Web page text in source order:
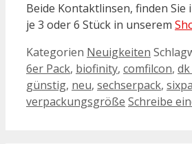
Beide Kontaktlinsen, finden Sie
je 3 oder 6 Stück in unserem
Kategorien Neuigkeiten
6er Pack, biofinity, comfilcon, dk
günstig, neu, sechserpack,
verpackungsgröße Schreibe